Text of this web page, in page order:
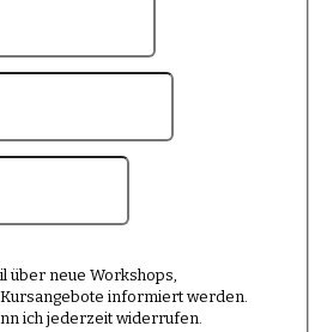
über neue Workshops,
informiert werden.
ich jederzeit widerrufen.